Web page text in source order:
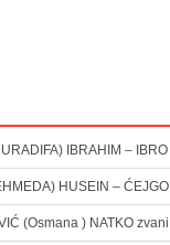
IBRAHIM –
HUSEIN – ĆEJGO
(Osmana ) NATKO